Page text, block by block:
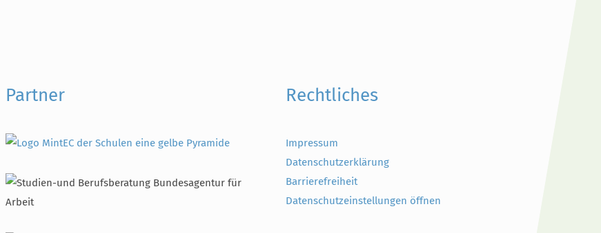
Partner Rechtliches
Impressum
Datenschutzerklärung
Barrierefreiheit
Datenschutzeinstellungen öffnen